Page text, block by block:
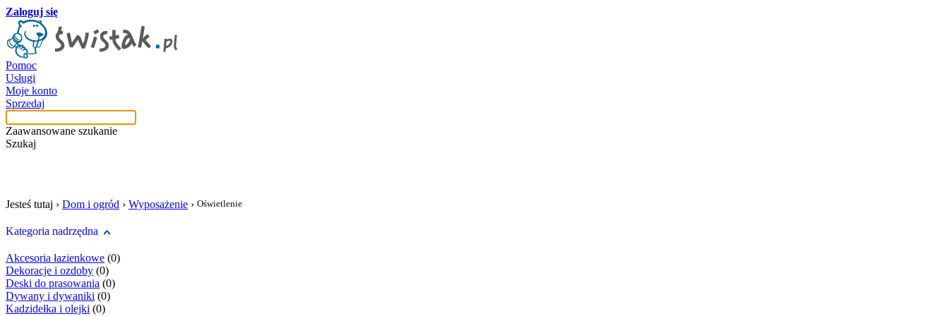
Zaloguj się
Pomoc
Usługi
Moje konto
Sprzedaj
Zaawansowane szukanie
Szukaj
Jesteś tutaj › Dom i ogród › Wyposażenie › Oświetlenie
Kategoria nadrzędna
Akcesoria łazienkowe (0)
Dekoracje i ozdoby (0)
Deski do prasowania (0)
Dywany i dywaniki (0)
Kadzidełka i olejki (0)